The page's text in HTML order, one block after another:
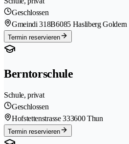
Geschlossen
Gmeindi 318B6085 Hasliberg Goldern
Termin reservieren
Berntorschule
Schule, privat
Geschlossen
Hofstettenstrasse 333600 Thun
Termin reservieren